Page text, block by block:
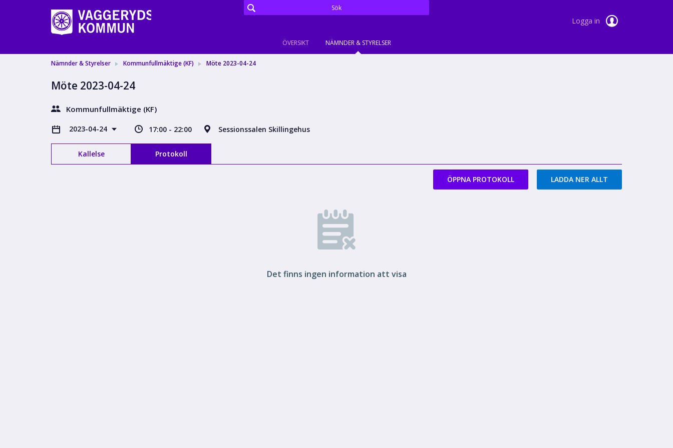
Logga in
ÖVERSIKT NÄMNDER & STYRELSER
Nämnder & Styrelser Kommunfullmäktige (KF) Möte 2023-04-24
Möte 2023-04-24
Kommunfullmäktige (KF)
2023-04-24 17:00 - 22:00 Sessionssalen Skillingehus
Kallelse Protokoll
ÖPPNA PROTOKOLL LADDA NER ALLT
Det finns ingen information att visa